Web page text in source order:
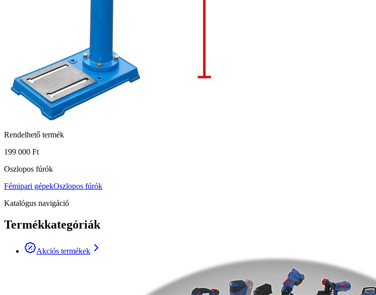
Rendelhető termék
199 000 Ft
Oszlopos fúrók
Fémipari gépekOszlopos fúrók
Katalógus navigáció
Termékkategóriák
Akciós termékek